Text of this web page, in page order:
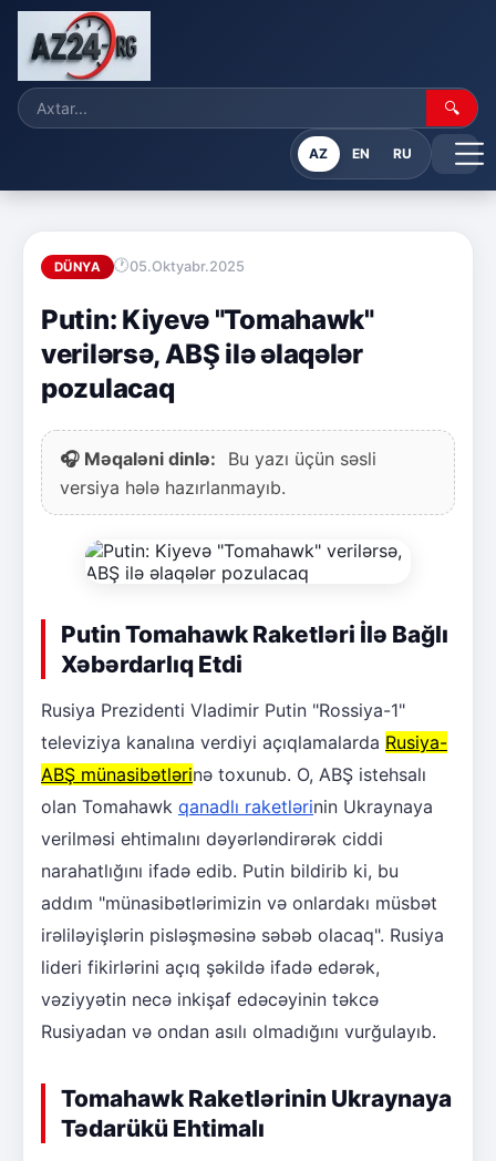
🔍
AZ EN RU
DÜNYA 05.Oktyabr.2025
Putin: Kiyevə "Tomahawk"
verilərsə, ABŞ ilə əlaqələr
pozulacaq
🎧 Məqaləni dinlə:
Bu yazı üçün səsli
versiya hələ hazırlanmayıb.
Putin Tomahawk Raketləri İlə Bağlı
Xəbərdarlıq Etdi
Rusiya Prezidenti Vladimir Putin "Rossiya-1"
televiziya kanalına verdiyi açıqlamalarda Rusiya-
ABŞ münasibətlərinə toxunub. O, ABŞ istehsalı
olan Tomahawk qanadlı raketlərinin Ukraynaya
verilməsi ehtimalını dəyərləndirərək ciddi
narahatlığını ifadə edib. Putin bildirib ki, bu
addım "münasibətlərimizin və onlardakı müsbət
irəliləyişlərin pisləşməsinə səbəb olacaq". Rusiya
lideri fikirlərini açıq şəkildə ifadə edərək,
vəziyyətin necə inkişaf edəcəyinin təkcə
Rusiyadan və ondan asılı olmadığını vurğulayıb.
Tomahawk Raketlərinin Ukraynaya
Tədarükü Ehtimalı